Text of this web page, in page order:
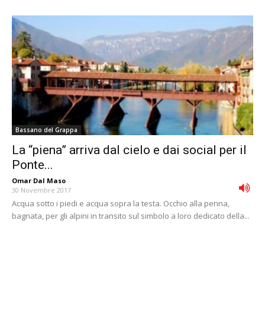
Bassano del Grappa
La “piena” arriva dal cielo e dai social per il
Ponte...
Omar Dal Maso -
30 Novembre 2017
Acqua sotto i piedi e acqua sopra la testa. Occhio alla penna,
bagnata, per gli alpini in transito sul simbolo a loro dedicato della...